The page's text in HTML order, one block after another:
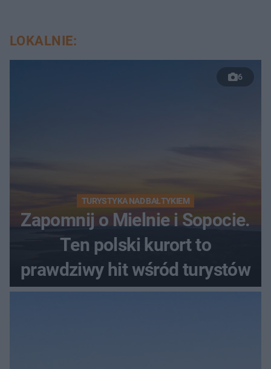
LOKALNIE:
6
TURYSTYKA NAD BAŁTYKIEM
Zapomnij o Mielnie i Sopocie.
Ten polski kurort to
prawdziwy hit wśród turystów